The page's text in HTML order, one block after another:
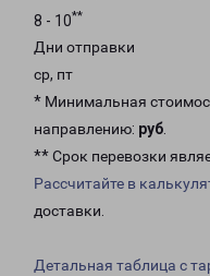
8 - 10**
Дни отправки
ср, пт
* Минимальная
направлению: руб.
** Срок перевозки
Рассчитайте в
доставки.
Детальная таблица с